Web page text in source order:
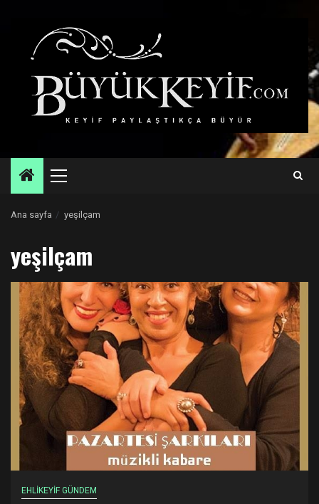
Primary
Ana sayfa yeşilçam
yeşilçam
EHLİKEYİF GÜNDEM